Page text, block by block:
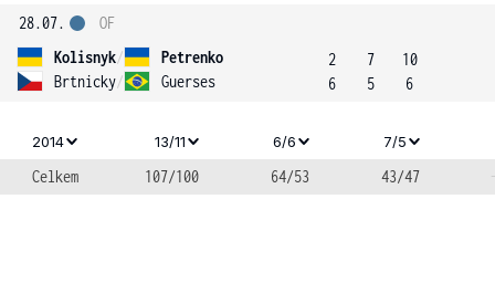
28.07.
Kolisnyk/
Petrenko
Brtnicky/ Guerses
OF
2
6
7
5
10
6
2014 13/11 6/6 7/5
Celkem 107/100 64/53 43/47